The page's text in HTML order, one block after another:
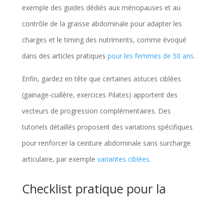
exemple des guides dédiés aux ménopauses et au
contrôle de la graisse abdominale pour adapter les
charges et le timing des nutriments, comme évoqué
dans des articles pratiques pour les femmes de 50 ans.
Enfin, gardez en tête que certaines astuces ciblées
(gainage-cuillère, exercices Pilates) apportent des
vecteurs de progression complémentaires. Des
tutoriels détaillés proposent des variations spécifiques
pour renforcer la ceinture abdominale sans surcharge
articulaire, par exemple variantes ciblées.
Checklist pratique pour la